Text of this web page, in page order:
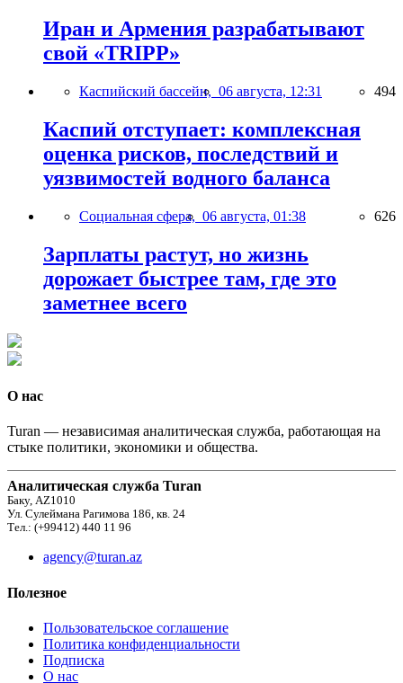
Иран и Армения разрабатывают
свой «TRIPP»
Каспийский бассейн, 06 августа, 12:31 494
Каспий отступает: комплексная
оценка рисков, последствий и
уязвимостей водного баланса
Социальная сфера, 06 августа, 01:38 626
Зарплаты растут, но жизнь
дорожает быстрее там, где это
заметнее всего
О нас
Turan — независимая аналитическая служба, работающая на
стыке политики, экономики и общества.
Аналитическая служба Turan
Баку, AZ1010
Ул. Сулеймана Рагимова 186, кв. 24
Тел.: (+99412) 440 11 96
agency@turan.az
Полезное
Пользовательское соглашение
Политика конфиденциальности
Подписка
О нас